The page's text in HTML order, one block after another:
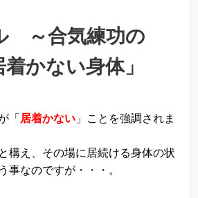
～合気練功の
かない身体」
「 居着かない 」ことを強調されま
構え、その場に居続ける身体の状
事なのですが・・・。